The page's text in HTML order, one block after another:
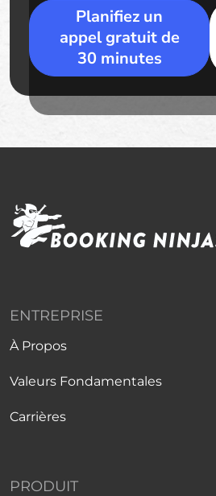
Planifiez un
appel gratuit de
30 minutes
ENTREPRISE
À Propos
Valeurs Fondamentales
Carrières
PRODUIT